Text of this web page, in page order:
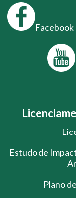
Facebook
Estudo de
Plano